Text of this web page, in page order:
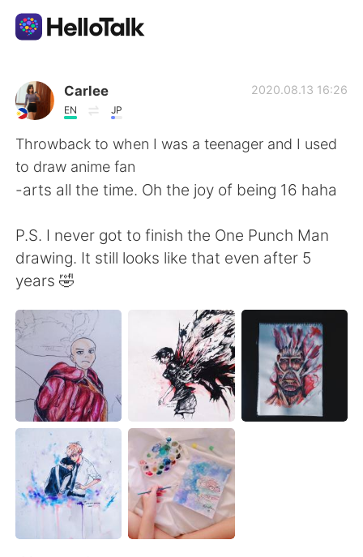
Language Exchange App
AI Grammar Checker
English
简体中文 繁體中文
Español
Français Deutsch
日本語 한국어
Русский ไทย
Indonesia Italiano
Türkçe Tiếng Việt
Carlee
EN JP
2020.08.13 16:26
Throwback to when I was a teenager and I used
to draw anime fan
-arts all the time. Oh the joy of being 16 haha
P.S. I never got to finish the One Punch Man
drawing. It still looks like that even after 5
years 🤣